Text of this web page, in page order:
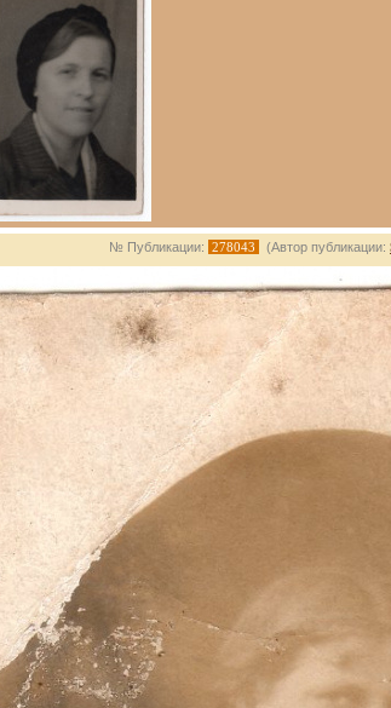
№ Публикации: 278043 (Автор публикации: